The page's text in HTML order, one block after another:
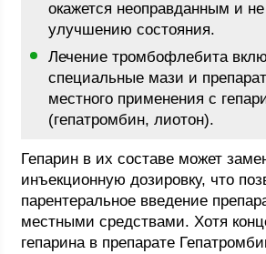
окажется неоправданным и
улучшению состояния.
Лечение тромбофлебита
специальные мази и
местного применения с
(гепатромбин, лиотон).
Гепарин в их составе может
инъекционную дозировку, что
парентеральное введение
местными средствами. Хотя
гепарина в препарате